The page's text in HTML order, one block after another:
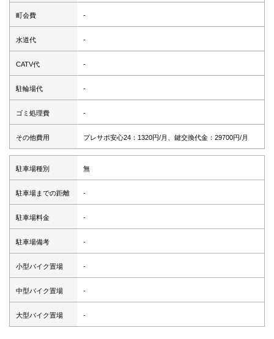
町会費 -
水道代 -
CATV代 -
駐輪場代 -
ゴミ処理費 -
その他費用 プレサポ安心24：1320円/月、鍵交換代金：29700円/月
駐車場種別 無
駐車場までの距離 -
駐車場料金 -
駐車場備考 -
小型バイク置場 -
中型バイク置場 -
大型バイク置場 -